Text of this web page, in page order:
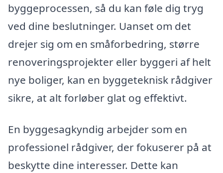
byggeprocessen, så du kan føle dig tryg
ved dine beslutninger. Uanset om det
drejer sig om en småforbedring, større
renoveringsprojekter eller byggeri af helt
nye boliger, kan en byggeteknisk rådgiver
sikre, at alt forløber glat og effektivt.
En byggesagkyndig arbejder som en
professionel rådgiver, der fokuserer på at
beskytte dine interesser. Dette kan